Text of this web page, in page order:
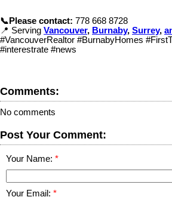
📞Please contact: 778 668 8728
📍 Serving Vancouver, Burnaby, Surrey,
#VancouverRealtor #BurnabyHomes
#interestrate #news
Comments:
No comments
Post Your Comment:
Your Name:
Your Email: